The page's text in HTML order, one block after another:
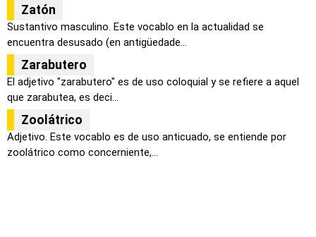
Zatón
Sustantivo masculino. Este vocablo en la actualidad se
encuentra desusado (en antigüedade...
Zarabutero
El adjetivo "zarabutero" es de uso coloquial y se refiere a aquel
que zarabutea, es deci...
Zoolátrico
Adjetivo. Este vocablo es de uso anticuado, se entiende por
zoolátrico como concerniente,...